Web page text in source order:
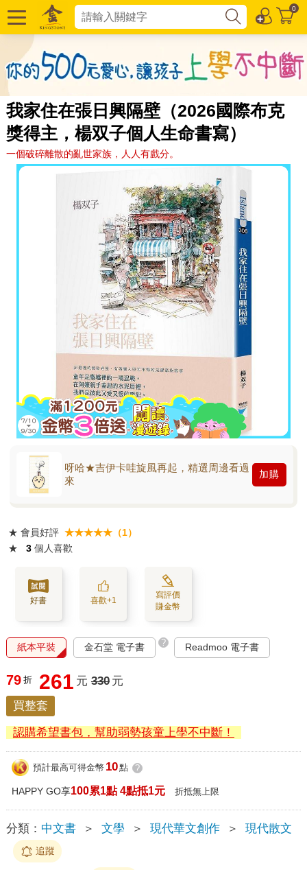
0
我家住在張日興隔壁（2026國際布克
獎得主，楊双子個人生命書寫）
一個破碎離散的亂世家族，人人有戲分。
呀哈★吉伊卡哇旋風再起，精選周邊看過
來
加購
★ 會員好評 ★★★★★（1）
★
3 個人喜歡
好書 喜歡+1
寫評價
賺金幣
紙本平裝 金石堂 電子書 ? Readmoo 電子書
79 折 261 元 330 元
買整套
認購希望書包，幫助弱勢孩童上學不中斷！
預計最高可得金幣 10點 ?
HAPPY GO享100累1點 4點抵1元 折抵無上限
分類： 中文書 ＞ 文學 ＞ 現代華文創作 ＞ 現代散文
追蹤